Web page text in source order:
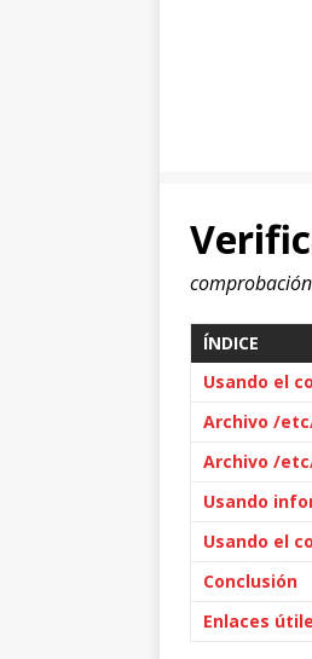
ÍNDICE
Usando el
Archivo /
Archivo /
Usando
Usando el
Conclusión
Enlaces